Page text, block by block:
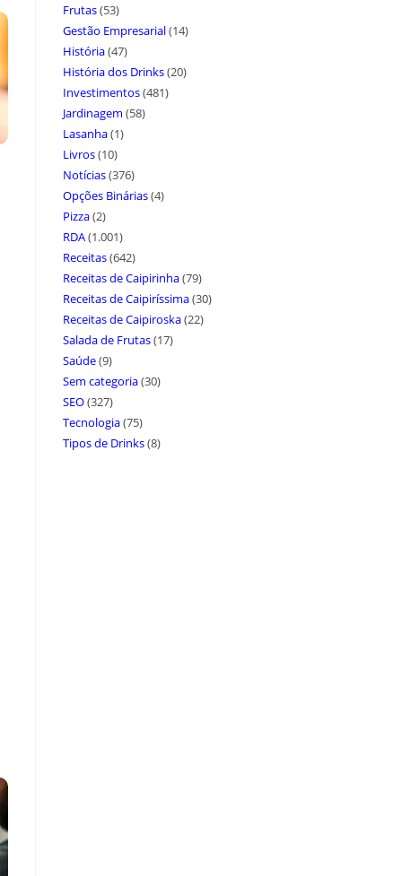
Frutas(53)
Gestão Empresarial(14)
História(47)
História dos Drinks(20)
Investimentos(481)
Jardinagem (58)
Lasanha(1)
Livros(10)
Notícias(376)
Opções Binárias(4)
Pizza(2)
RDA(1.001)
Receitas(642)
Receitas de Caipirinha(79)
Receitas de Caipiríssima(30)
Receitas de Caipiroska(22)
Salada de Frutas(17)
Saúde(9)
Sem categoria(30)
SEO(327)
Tecnologia(75)
Tipos de Drinks(8)